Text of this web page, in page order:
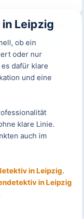
Leipzig
ob ein
oder nur
dafür klare
und eine
klare Linie.
auch im
in Leipzig.
in Leipzig